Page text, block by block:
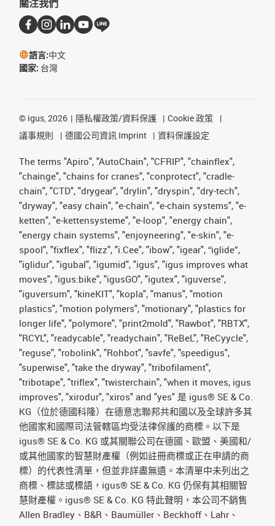
關注我們
語言:中文
國家: 台灣
© igus, 2026 隱私權政策/資料保護
Cookie 政策
議事規則
德國公司資訊 Imprint 資料保護設定
The terms "Apiro", "AutoChain", "CFRIP", "chainflex",
"chainge", "chains for cranes", "conprotect", "cradle-
chain", "CTD", "drygear", "drylin", "dryspin", "dry-tech",
"dryway", "easy chain", "e-chain", "e-chain systems", "e-
ketten", "e-kettensysteme", "e-loop", "energy chain",
"energy chain systems", "enjoyneering", "e-skin", "e-
spool", "fixflex", "flizz", "i.Cee", "ibow", "igear", “iglide”,
"iglidur", "igubal", "igumid", "igus", "igus improves what
moves", "igus:bike", "igusGO", "igutex", "iguverse",
"iguversum", "kineKIT", "kopla", "manus", "motion
plastics", "motion polymers", "motionary", "plastics for
longer life", "polymore", "print2mold", "Rawbot", "RBTX",
"RCYL", "readycable", "readychain", "ReBeL", "ReCyycle",
"reguse", "robolink", "Rohbot", "savfe", "speedigus",
"superwise", "take the dryway", "tribofilament",
"tribotape", "triflex", "twisterchain", "when it moves, igus
improves", "xirodur", "xiros" and "yes" 是 igus® SE & Co.
KG（位於德國科隆）在德意志聯邦共和國以及全球許多其
他國家和國際司法管轄區均受法律保護的商標。以下是
igus® SE & Co. KG 或其關聯公司在德國、歐盟、美國和/
或其他國家的智慧財產權（例如註冊商標或正在申請的商
標）的代表性清單，但並非詳盡無遺。本清單中未列出之
商標、標誌或標語，igus® SE & Co. KG 仍保有其相關智
慧財產權。igus® SE & Co. KG 特此聲明，本公司不銷售
Allen Bradley、B&R、Baumüller、Beckhoff、Lahr、